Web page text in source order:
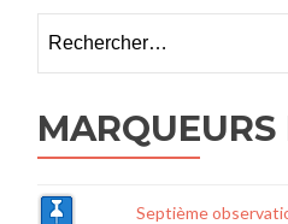
MARQUEURS
Septième